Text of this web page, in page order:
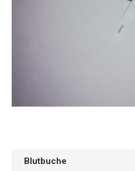
Blutbuche